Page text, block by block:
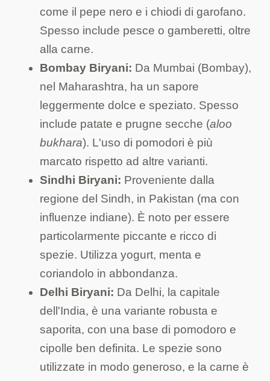
come il pepe nero e i chiodi di garofano.
Spesso include pesce o gamberetti, oltre
alla carne.
Bombay Biryani: Da Mumbai (Bombay),
nel Maharashtra, ha un sapore
leggermente dolce e speziato. Spesso
include patate e prugne secche (aloo
bukhara). L'uso di pomodori è più
marcato rispetto ad altre varianti.
Sindhi Biryani: Proveniente dalla
regione del Sindh, in Pakistan (ma con
influenze indiane). È noto per essere
particolarmente piccante e ricco di
spezie. Utilizza yogurt, menta e
coriandolo in abbondanza.
Delhi Biryani: Da Delhi, la capitale
dell'India, è una variante robusta e
saporita, con una base di pomodoro e
cipolle ben definita. Le spezie sono
utilizzate in modo generoso, e la carne è